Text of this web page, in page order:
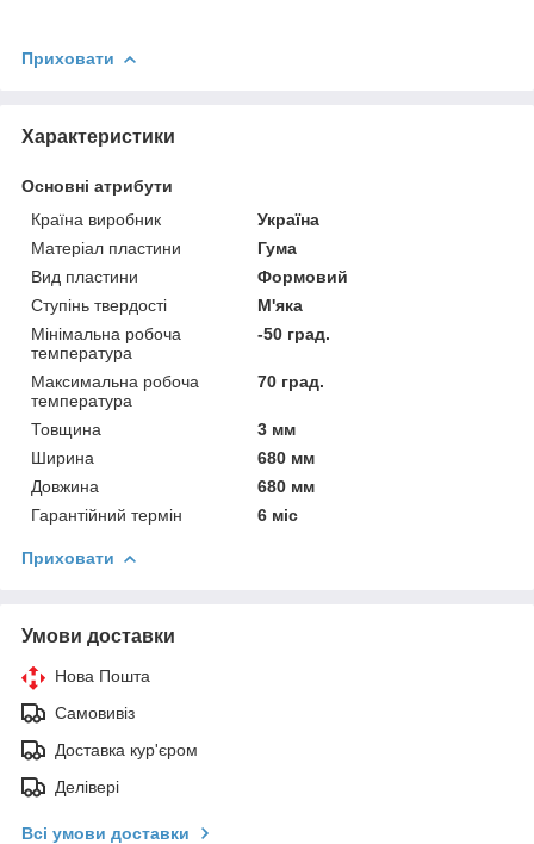
Приховати
Характеристики
Основні атрибути
Країна виробник
Україна
Матеріал пластини
Гума
Вид пластини
Формовий
Ступінь твердості
М'яка
Мінімальна робоча
температура
-50 град.
Максимальна робоча
температура
70 град.
Товщина
3 мм
Ширина
680 мм
Довжина
680 мм
Гарантійний термін
6 міс
Приховати
Умови доставки
Нова Пошта
Самовивіз
Доставка кур'єром
Делівері
Всі умови доставки